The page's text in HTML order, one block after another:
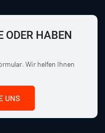
ODER HABEN
Wir helfen Ihnen
UNS